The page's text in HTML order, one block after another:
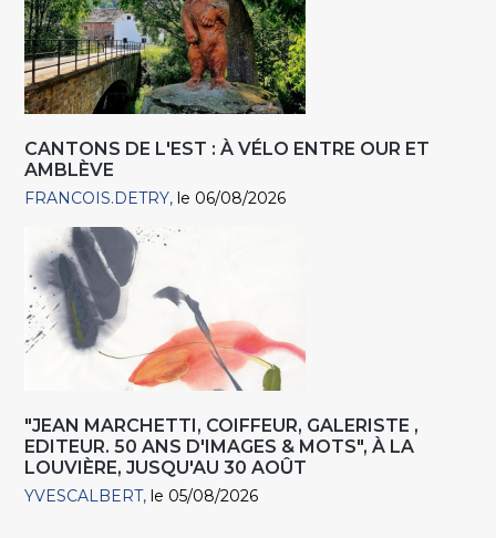
CANTONS DE L'EST : À VÉLO ENTRE OUR ET
AMBLÈVE
FRANCOIS.DETRY le 06/08/2026
"JEAN MARCHETTI, COIFFEUR, GALERISTE ,
EDITEUR. 50 ANS D'IMAGES & MOTS", À LA
LOUVIÈRE, JUSQU'AU 30 AOÛT
YVESCALBERT le 05/08/2026